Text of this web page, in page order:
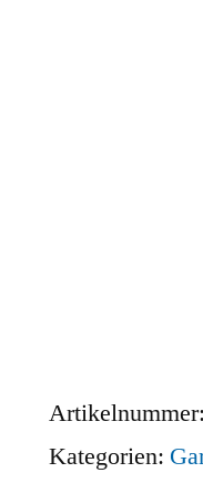
Artikelnummer:
Kategorien: